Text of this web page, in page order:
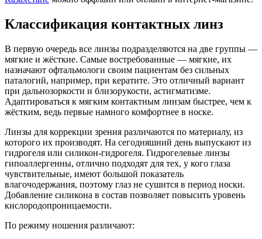
Классификация контактных линз
В первую очередь все линзы подразделяются на две группы —
мягкие и жёсткие. Самые востребованные — мягкие, их
назначают офтальмологи своим пациентам без сильных
паталогий, например, при кератите. Это отличный вариант
при дальнозоркости и близорукости, астигматизме.
Адаптироваться к мягким контактным линзам быстрее, чем к
жёстким, ведь первые намного комфортнее в носке.
Линзы для коррекции зрения различаются по материалу, из
которого их производят. На сегодняшний день выпускают из
гидрогеля или силикон-гидрогеля. Гидрогелевые линзы
гипоаллергенны, отлично подходят для тех, у кого глаза
чувствительные, имеют большой показатель
влагочодержания, поэтому глаз не сушится в период носки.
Добавление силикона в состав позволяет повысить уровень
кислородопроницаемости.
По режиму ношения различают: